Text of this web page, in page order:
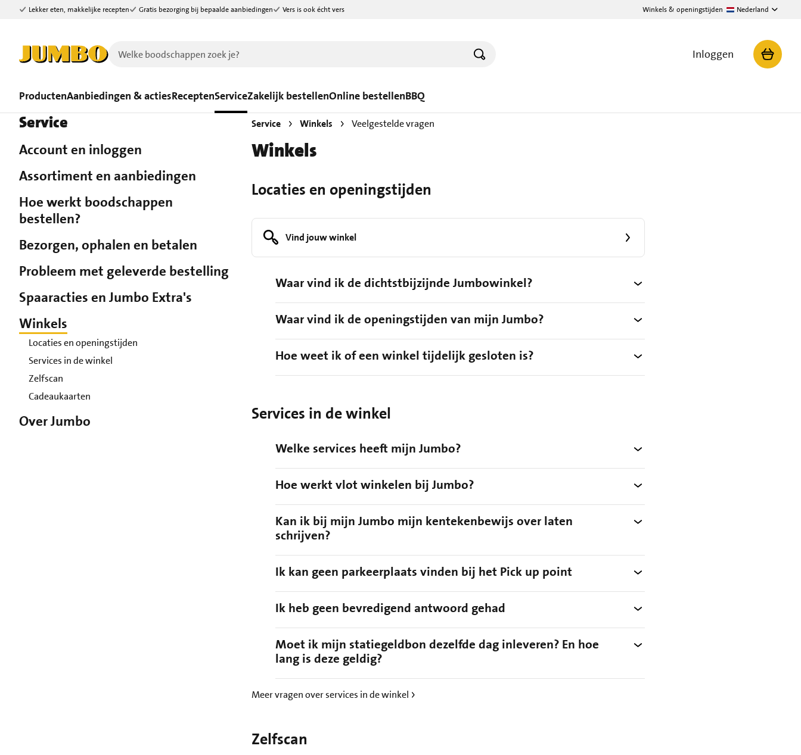
Ga naar zoeken
Ga naar hoofdinhoud
Lekker eten, makkelijke recepten Gratis bezorging bij bepaalde aanbiedingen Vers is ook écht vers Winkels & openingstijden Nederland
Inloggen
ProductenAanbiedingen & actiesReceptenServiceZakelijk bestellenOnline bestellenBBQ
Service
Account en inloggen
Assortiment en aanbiedingen
Hoe werkt boodschappen
bestellen?
Bezorgen, ophalen en betalen
Probleem met geleverde bestelling
Spaaracties en Jumbo Extra's
Winkels
Locaties en openingstijden
Services in de winkel
Zelfscan
Cadeaukaarten
Over Jumbo
Service Winkels Veelgestelde vragen
Winkels
Locaties en openingstijden
Vind jouw winkel
Waar vind ik de dichtstbijzijnde Jumbowinkel?
Waar vind ik de openingstijden van mijn Jumbo?
Hoe weet ik of een winkel tijdelijk gesloten is?
Services in de winkel
Welke services heeft mijn Jumbo?
Hoe werkt vlot winkelen bij Jumbo?
Kan ik bij mijn Jumbo mijn kentekenbewijs over laten
schrijven?
Ik kan geen parkeerplaats vinden bij het Pick up point
Ik heb geen bevredigend antwoord gehad
Moet ik mijn statiegeldbon dezelfde dag inleveren? En hoe
lang is deze geldig?
Meer vragen over services in de winkel
Zelfscan